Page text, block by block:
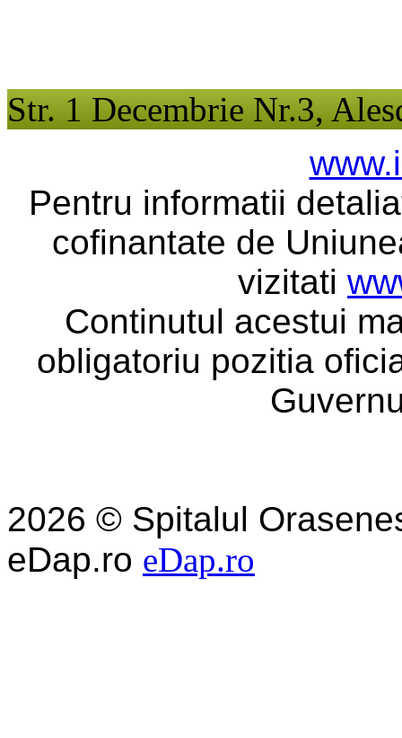
Str. 1 Decembrie Nr.3,
Pentru informatii
cofinantate de
vizitati
Continutul acestui
obligatoriu pozitia
2026 © Spitalul
eDap.ro eDap.ro